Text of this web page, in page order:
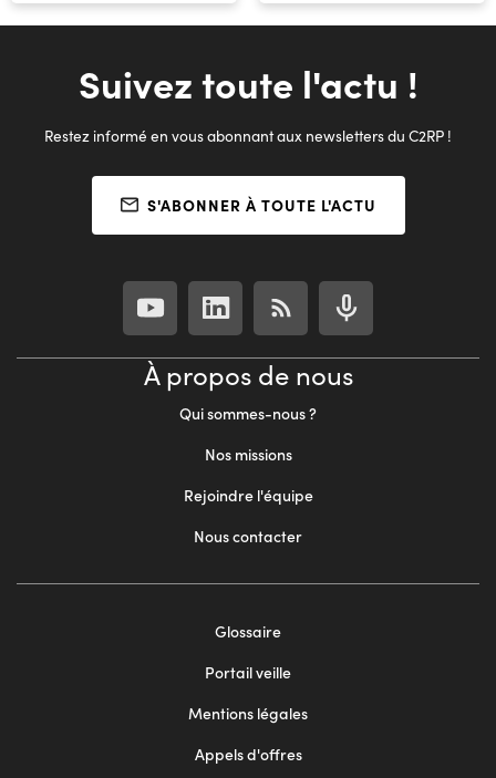
Suivez toute l'actu !
Restez informé en vous abonnant aux newsletters du C2RP !
S'ABONNER À TOUTE L'ACTU
À propos de nous
Qui sommes-nous ?
Nos missions
Rejoindre l'équipe
Nous contacter
Glossaire
Portail veille
Mentions légales
Appels d'offres